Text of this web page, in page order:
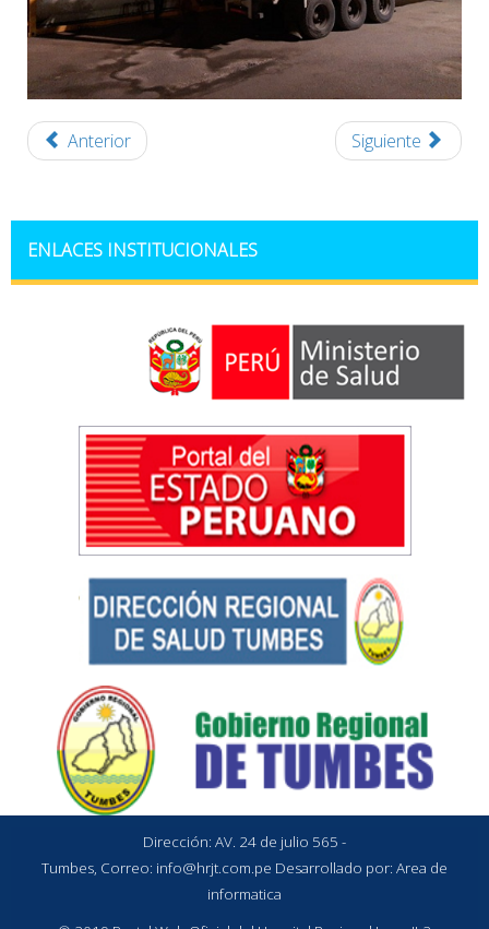
Anterior Siguiente
ENLACES INSTITUCIONALES
Dirección: AV. 24 de julio 565 -
Tumbes, Correo: info@hrjt.com.pe Desarrollado por: Area de
informatica